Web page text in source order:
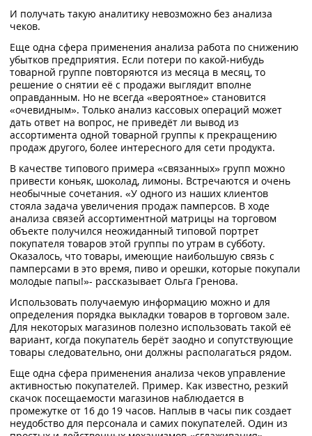
И получать такую аналитику невозможно без анализа
чеков.
Еще одна сфера применения анализа работа по снижению
убытков предприятия. Если потери по какой-нибудь
товарной группе повторяются из месяца в месяц, то
решение о снятии её с продажи выглядит вполне
оправданным. Но не всегда «вероятное» становится
«очевидным». Только анализ кассовых операций может
дать ответ на вопрос, не приведёт ли вывод из
ассортимента одной товарной группы к прекращению
продаж другого, более интересного для сети продукта.
В качестве типового примера «связанных» групп можно
привести коньяк, шоколад, лимоны. Встречаются и очень
необычные сочетания. «У одного из наших клиентов
стояла задача увеличения продаж памперсов. В ходе
анализа связей ассортиментной матрицы на торговом
объекте получился неожиданный типовой портрет
покупателя товаров этой группы по утрам в субботу.
Оказалось, что товары, имеющие наибольшую связь с
памперсами в это время, пиво и орешки, которые покупали
молодые папы!»- рассказывает Ольга Гренова.
Использовать получаемую информацию можно и для
определения порядка выкладки товаров в торговом зале.
Для некоторых магазинов полезно использовать такой её
вариант, когда покупатель берёт заодно и сопутствующие
товары следовательно, они должны располагаться рядом.
Еще одна сфера применения анализа чеков управление
активностью покупателей. Пример. Как известно, резкий
скачок посещаемости магазинов наблюдается в
промежутке от 16 до 19 часов. Наплыв в часы пик создает
неудобство для персонала и самих покупателей. Один из